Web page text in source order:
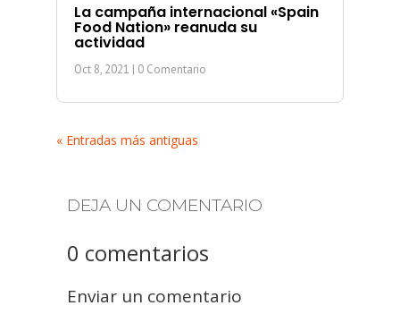
La campaña internacional «Spain
Food Nation» reanuda su
actividad
Oct 8, 2021 | 0 Comentario
« Entradas más antiguas
DEJA UN COMENTARIO
0 comentarios
Enviar un comentario